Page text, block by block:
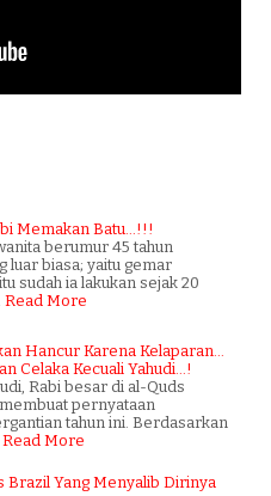
Memakan Batu...!!!
berumur 45 tahun
luar biasa; yaitu gemar
sudah ia lakukan sejak 20
Read More
Hancur Karena Kelaparan...
Celaka Kecuali Yahudi...!
Rabi besar di al-Quds
pernyataan
tahun ini. Berdasarkan
Read More
Brazil Yang Menyalib Dirinya